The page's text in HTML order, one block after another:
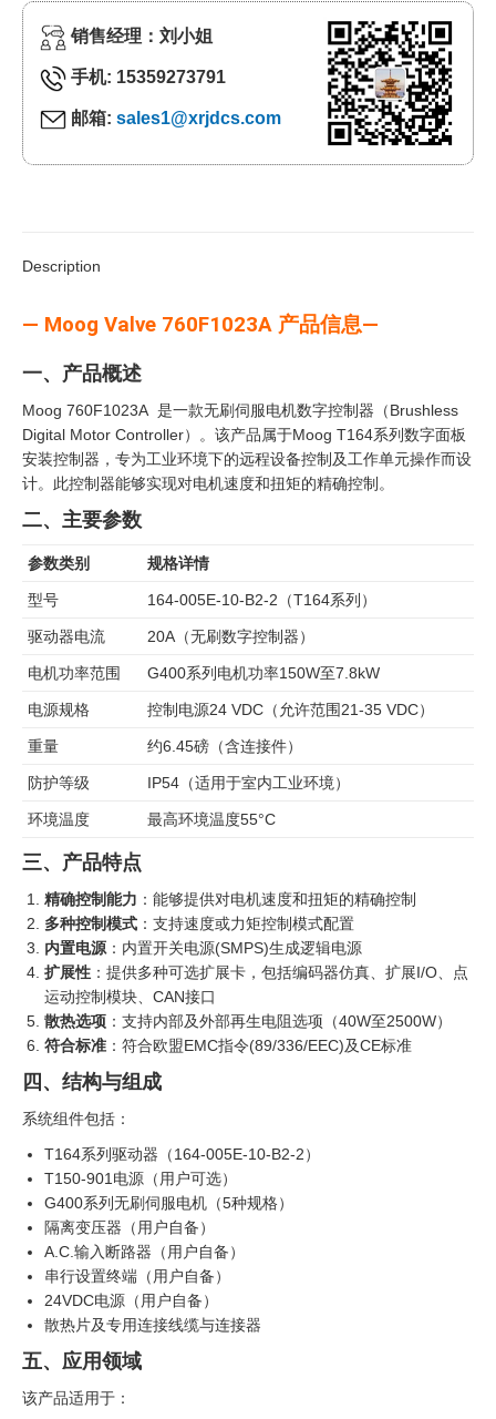
销售经理：刘小姐
手机: 15359273791
邮箱: sales1@xrjdcs.com
Description
— Moog Valve 760F1023A 产品信息—
一、产品概述
Moog 760F1023A 是一款无刷伺服电机数字控制器（Brushless
Digital Motor Controller）。该产品属于Moog T164系列数字面板
安装控制器，专为工业环境下的远程设备控制及工作单元操作而设
计。此控制器能够实现对电机速度和扭矩的精确控制。
二、主要参数
参数类别 规格详情
型号 164-005E-10-B2-2（T164系列）
驱动器电流 20A（无刷数字控制器）
电机功率范围 G400系列电机功率150W至7.8kW
电源规格 控制电源24 VDC（允许范围21-35 VDC）
重量 约6.45磅（含连接件）
防护等级 IP54（适用于室内工业环境）
环境温度 最高环境温度55°C
三、产品特点
精确控制能力 ：能够提供对电机速度和扭矩的精确控制
多种控制模式 ：支持速度或力矩控制模式配置
内置电源 ：内置开关电源(SMPS)生成逻辑电源
扩展性 ：提供多种可选扩展卡，包括编码器仿真、扩展I/O、点
运动控制模块、CAN接口
散热选项 ：支持内部及外部再生电阻选项（40W至2500W）
符合标准 ：符合欧盟EMC指令(89/336/EEC)及CE标准
四、结构与组成
系统组件包括：
T164系列驱动器（164-005E-10-B2-2）
T150-901电源（用户可选）
G400系列无刷伺服电机（5种规格）
隔离变压器（用户自备）
A.C.输入断路器（用户自备）
串行设置终端（用户自备）
24VDC电源（用户自备）
散热片及专用连接线缆与连接器
五、应用领域
该产品适用于：